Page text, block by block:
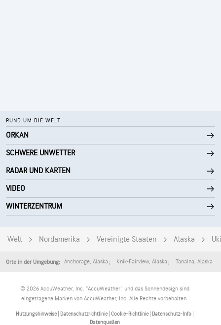
RUND UM DIE WELT
ORKAN
SCHWERE UNWETTER
RADAR UND KARTEN
VIDEO
WINTERZENTRUM
Welt Nordamerika Vereinigte Staaten Alaska
Orte in der Umgebung: Anchorage, Alaska Knik-Fairview, Alaska Tanaina, Alaska
© 2026 AccuWeather, Inc. "AccuWeather" und das Sonnendesign sind
eingetragene Marken von AccuWeather, Inc. Alle Rechte vorbehalten.
Nutzungshinweise Datenschutzrichtlinie Cookie-Richtlinie Datenschutz-Info|
Datenquellen